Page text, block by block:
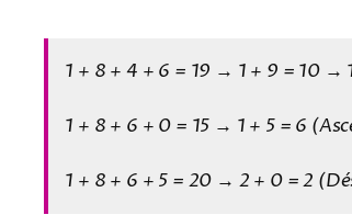
1 + 8 + 4 + 6 = 19 → 1 + 9 = 10 →
1 + 8 + 6 + 0 = 15 → 1 + 5 = 6
1 + 8 + 6 + 5 = 20 → 2 + 0 = 2